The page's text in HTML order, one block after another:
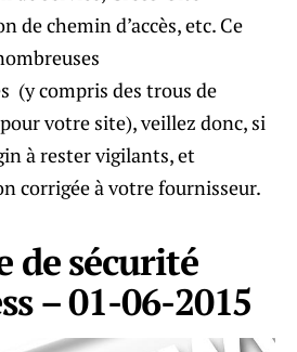
de chemin d’accès, etc. Ce
(y compris des trous de
votre site), veillez donc, si
à rester vigilants, et
corrigée à votre fournisseur.
de sécurité
– 01-06-2015